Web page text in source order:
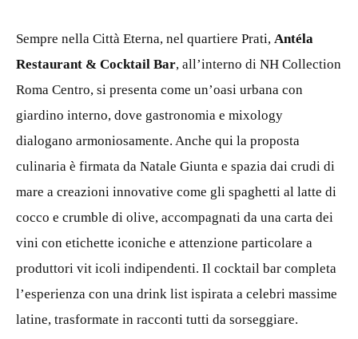
Sempre nella Città Eterna, nel quartiere Prati, Antéla
Restaurant & Cocktail Bar, all’interno di NH Collection
Roma Centro, si presenta come un’oasi urbana con
giardino interno, dove gastronomia e mixology
dialogano armoniosamente. Anche qui la proposta
culinaria è firmata da Natale Giunta e spazia dai crudi di
mare a creazioni innovative come gli spaghetti al latte di
cocco e crumble di olive, accompagnati da una carta dei
vini con etichette iconiche e attenzione particolare a
produttori vit icoli indipendenti. Il cocktail bar completa
l’esperienza con una drink list ispirata a celebri massime
latine, trasformate in racconti tutti da sorseggiare.